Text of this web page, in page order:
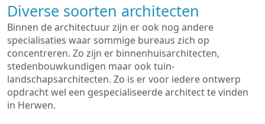
Diverse soorten architecten
Binnen de architectuur zijn er ook nog andere
specialisaties waar sommige bureaus zich op
concentreren. Zo zijn er binnenhuisarchitecten,
stedenbouwkundigen maar ook tuin-
landschapsarchitecten. Zo is er voor iedere ontwerp
opdracht wel een gespecialiseerde architect te vinden
in Herwen.